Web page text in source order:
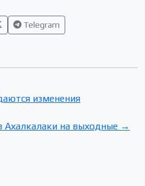
Telegram
изменения
Ахалкалаки на выходные →